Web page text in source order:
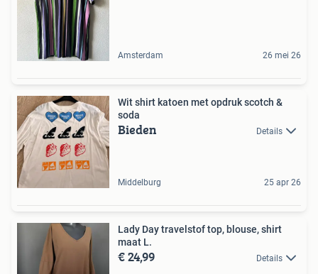
Amsterdam 26 mei 26
Wit shirt katoen met opdruk scotch &
soda
Bieden Details
Middelburg 25 apr 26
Lady Day travelstof top, blouse, shirt
maat L.
€ 24,99 Details